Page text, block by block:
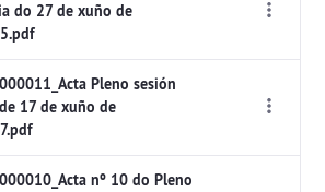
do 27 de xuño de
Pleno sesión
17 de xuño de
nº 10 do Pleno